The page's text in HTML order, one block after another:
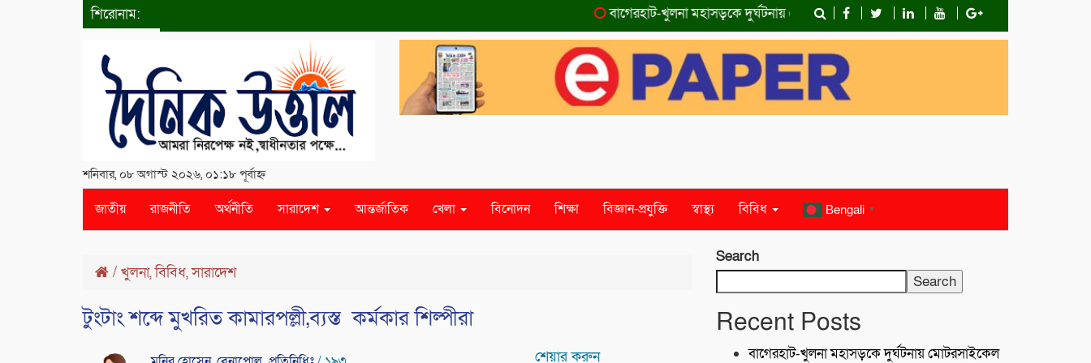
শিরোনাম: বাগেরহাট-খুলনা মহাসড়কে ‌দুর্ঘটনায় মোটরসাইকেল চালক নিহত কোস্ট গার্ডের অভিযান;টেকনাফে ৮০
শনিবার, ০৮ অগাস্ট ২০২৬, ০১:১৮ পূর্বাহ্ন
জাতীয় রাজনীতি অর্থনীতি সারাদেশ আন্তর্জাতিক খেলা বিনোদন শিক্ষা বিজ্ঞান-প্রযুক্তি স্বাস্থ্য বিবিধ Bengali ▼
/ খুলনা,বিবিধ,সারাদেশ
টুংটাং শব্দে মুখরিত কামারপল্লী,ব্যস্ত কর্মকার শিল্পীরা
শেয়ার করুন
Search
Search
Recent Posts
বাগেরহাট-খুলনা মহাসড়কে ‌দুর্ঘটনায় মোটরসাইকেল